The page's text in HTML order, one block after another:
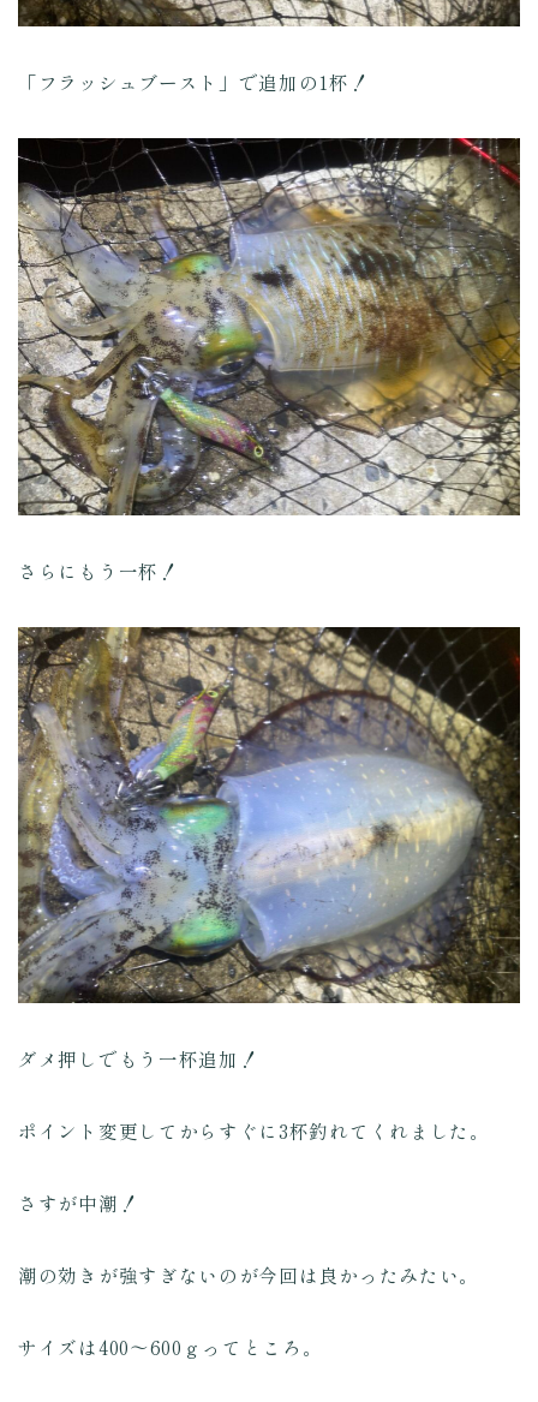
「フラッシュブースト」で追加の1杯！
さらにもう一杯！
ダメ押しでもう一杯追加！
ポイント変更してからすぐに3杯釣れてくれました。
さすが中潮！
潮の効きが強すぎないのが今回は良かったみたい。
サイズは400～600ｇってところ。